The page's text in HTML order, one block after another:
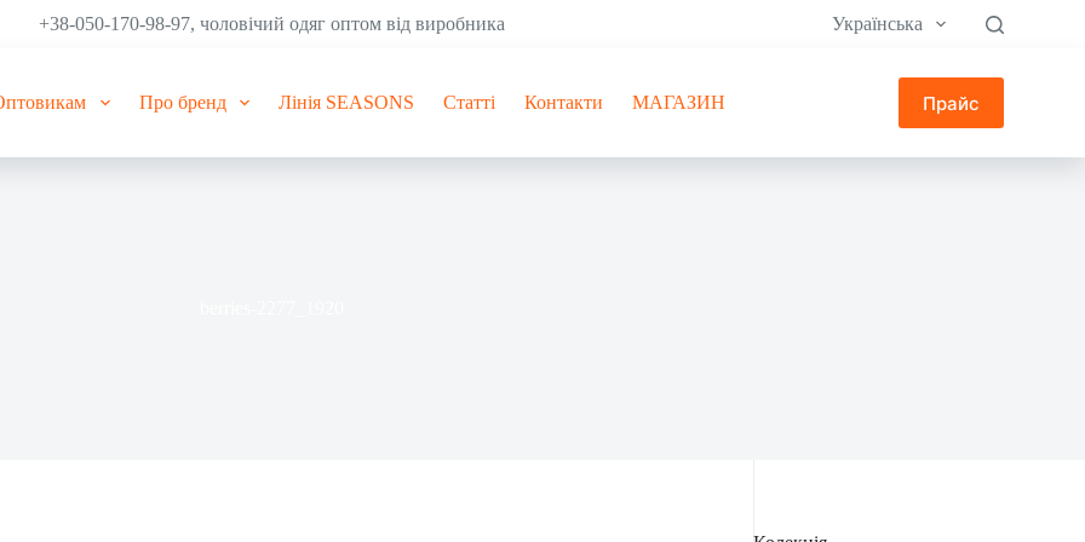
+38-050-170-98-97, чоловічий одяг оптом від виробника Українська
Про бренд Лінія SEASONS Статті Контакти МАГАЗИН Прайс